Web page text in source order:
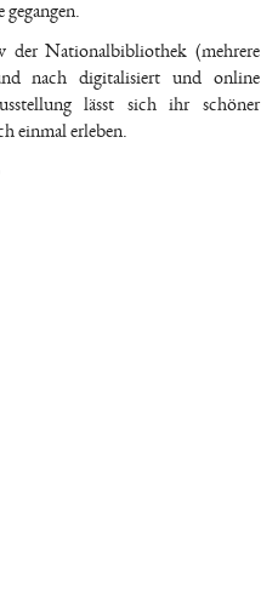
der Nationalbibliothek (mehrere
nach digitalisiert und online
lässt sich ihr schöner
einmal erleben.